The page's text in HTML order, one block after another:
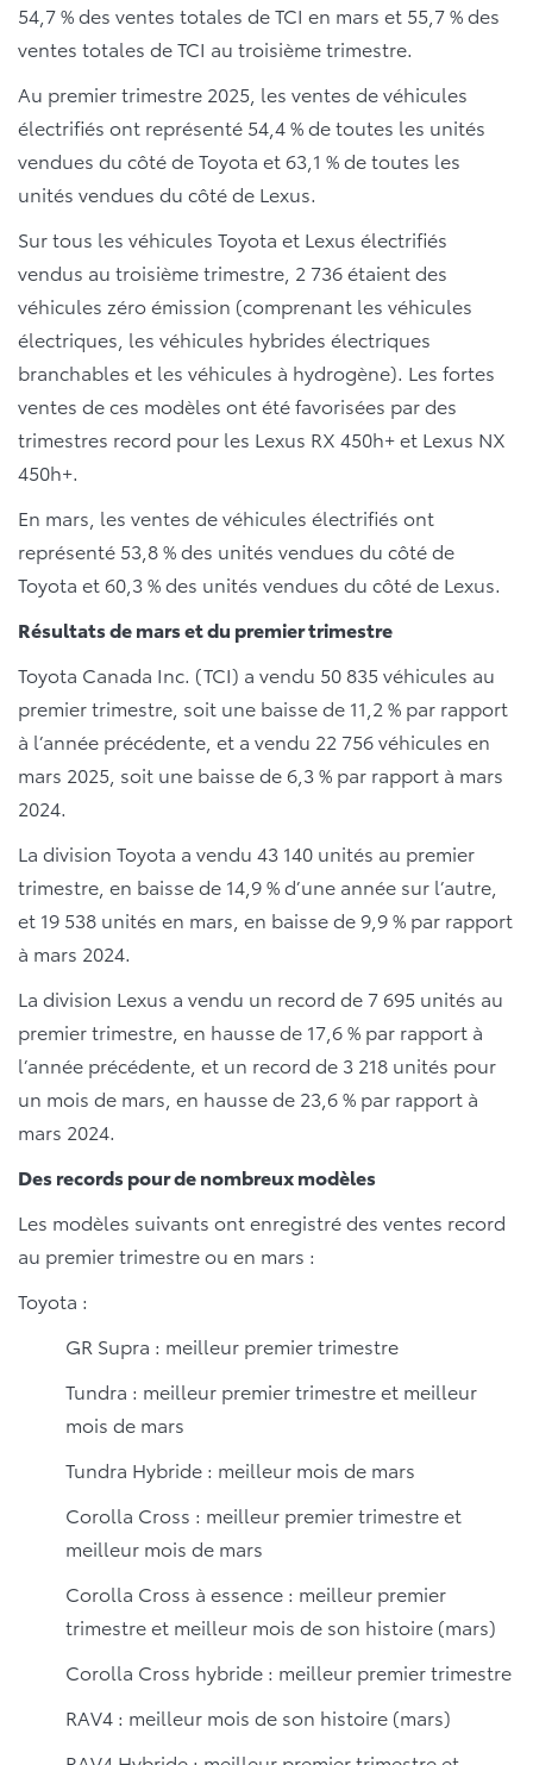
54,7 % des ventes totales de TCI en mars et 55,7 % des
ventes totales de TCI au troisième trimestre.
Au premier trimestre 2025, les ventes de véhicules
électrifiés ont représenté 54,4 % de toutes les unités
vendues du côté de Toyota et 63,1 % de toutes les
unités vendues du côté de Lexus.
Sur tous les véhicules Toyota et Lexus électrifiés
vendus au troisième trimestre, 2 736 étaient des
véhicules zéro émission (comprenant les véhicules
électriques, les véhicules hybrides électriques
branchables et les véhicules à hydrogène). Les fortes
ventes de ces modèles ont été favorisées par des
trimestres record pour les Lexus RX 450h+ et Lexus NX
450h+.
En mars, les ventes de véhicules électrifiés ont
représenté 53,8 % des unités vendues du côté de
Toyota et 60,3 % des unités vendues du côté de Lexus.
Résultats de mars et du premier trimestre
Toyota Canada Inc. (TCI) a vendu 50 835 véhicules au
premier trimestre, soit une baisse de 11,2 % par rapport
à l’année précédente, et a vendu 22 756 véhicules en
mars 2025, soit une baisse de 6,3 % par rapport à mars
2024.
La division Toyota a vendu 43 140 unités au premier
trimestre, en baisse de 14,9 % d’une année sur l’autre,
et 19 538 unités en mars, en baisse de 9,9 % par rapport
à mars 2024.
La division Lexus a vendu un record de 7 695 unités au
premier trimestre, en hausse de 17,6 % par rapport à
l’année précédente, et un record de 3 218 unités pour
un mois de mars, en hausse de 23,6 % par rapport à
mars 2024.
Des records pour de nombreux modèles
Les modèles suivants ont enregistré des ventes record
au premier trimestre ou en mars :
Toyota :
GR Supra : meilleur premier trimestre
Tundra : meilleur premier trimestre et meilleur
mois de mars
Tundra Hybride : meilleur mois de mars
Corolla Cross : meilleur premier trimestre et
meilleur mois de mars
Corolla Cross à essence : meilleur premier
trimestre et meilleur mois de son histoire (mars)
Corolla Cross hybride : meilleur premier trimestre
RAV4 : meilleur mois de son histoire (mars)